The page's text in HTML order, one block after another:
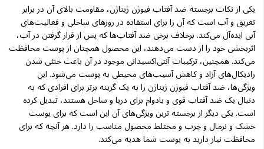
یکی از نکات برجسته ضد آفتاب فیوژن ژیناژن، مقاومت بالای آن در برابر
تعریق و آب است که آن را برای استفاده در روزهای ساحلی و فعالیت‌های
آبی ایده‌آل می‌کند. برخلاف برخی ضد آفتاب‌ها که پس از قرار گرفتن در آب،
اثربخشی خود را از دست می‌دهند، این محصول همچنان از پوست محافظت
می‌کند. همچنین، ترکیبات آنتی‌اکسیدانی موجود در آن باعث خنثی شدن
رادیکال‌های آزاد و کاهش آسیب‌های محیطی به پوست می‌شود. این
ویژگی‌ها، ضد آفتاب فیوژن ژیناژن را به یک گزینه برتر برای افرادی که به
دنبال یک ضد آفتاب قوی و بادوام برای دریا و ساحل هستند، تبدیل کرده
است. یکی دیگر از برجسته ترین ویژگی‌های آن این است که برای پوست
خشک و نرمال و چرب و مختلط محصول مناسب را دارد. هر آنچه که برای
محافظت نیاز دارید به پوست شما هدیه می‌کند.